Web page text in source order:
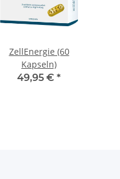
ZellEnergie (60
Kapseln)
49,95 € *